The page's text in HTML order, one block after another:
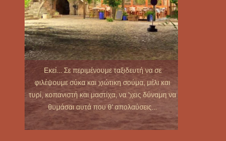
Εκεί... Σε περιμένουμε ταξιδευτή να σε
φιλέψουμε σύκα και χιώτικη σούμα, μέλι και
τυρί, κοπανιστή και μαστίχα, να 'χεις δύναμη να
θυμάσαι αυτά που θ' απολαύσεις...